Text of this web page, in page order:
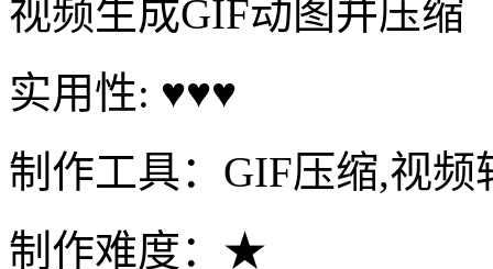
视频生成GIF动图并压缩
实用性: ♥♥♥
制作工具：GIF压缩,视频
制作难度：★